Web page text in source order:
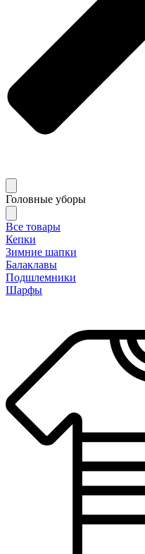
Головные уборы
Все товары
Кепки
Зимние шапки
Балаклавы
Подшлемники
Шарфы